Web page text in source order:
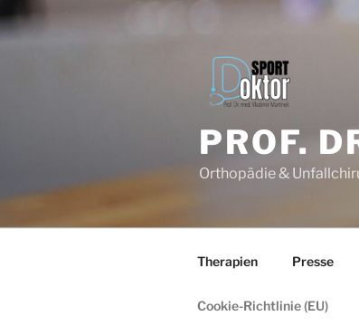
Inhalt
PROF.
Orthopädie &
Therapien Presse
Cookie-Richtlinie (EU)